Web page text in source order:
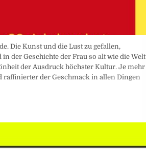
Die Kunst und die Lust zu gefallen,
der Geschichte der Frau so alt wie die Welt
der Ausdruck höchster Kultur. Je mehr
raffinierter der Geschmack in allen Dingen